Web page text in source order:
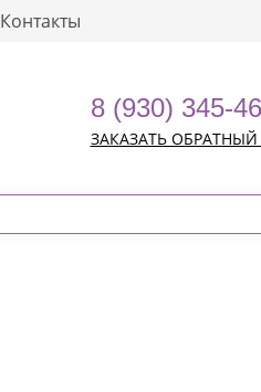
Контакты
8 (930) 345-
ЗАКАЗАТЬ